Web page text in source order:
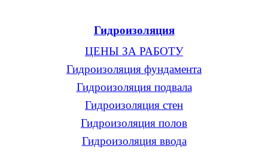
Гидроизоляция
ЦЕНЫ ЗА РАБОТУ
Гидроизоляция фундамента
Гидроизоляция подвала
Гидроизоляция стен
Гидроизоляция полов
Гидроизоляция ввода